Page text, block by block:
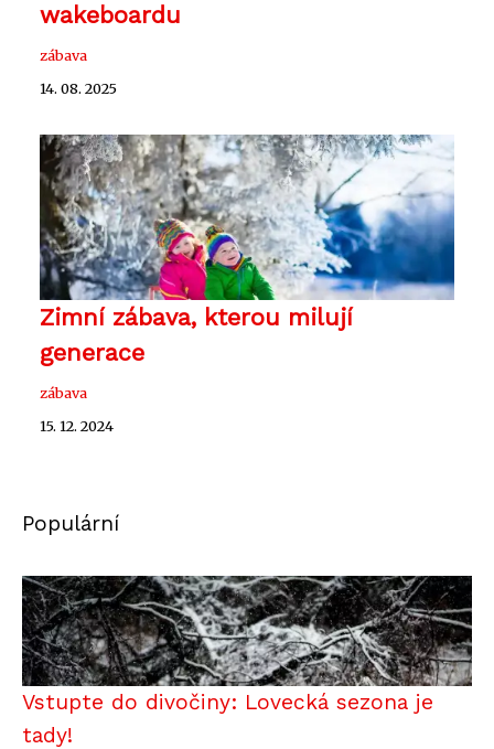
wakeboardu
zábava
14. 08. 2025
Zimní zábava, kterou milují
generace
zábava
15. 12. 2024
Populární
Vstupte do divočiny: Lovecká sezona je
tady!